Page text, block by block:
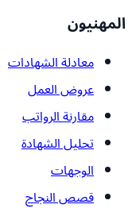
المهنيون
معادلة الشهادات
عروض العمل
مقارنة الرواتب
تحليل الشهادة
الوجهات
قصص النجاح